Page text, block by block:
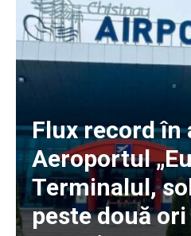
Flux record în
Aeroportul
Terminalul,
peste două